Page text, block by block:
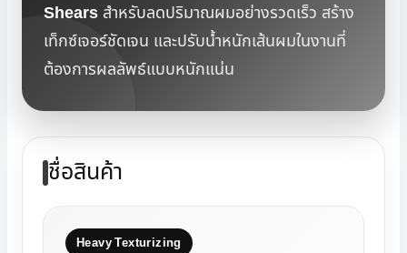
Shears สำหรับลดปริมาณผมอย่างรวดเร็ว สร้าง
เท็กซ์เจอร์ชัดเจน และปรับน้ำหนักเส้นผมในงานที่
ต้องการผลลัพธ์แบบหนักแน่น
ชื่อสินค้า
Heavy Texturizing